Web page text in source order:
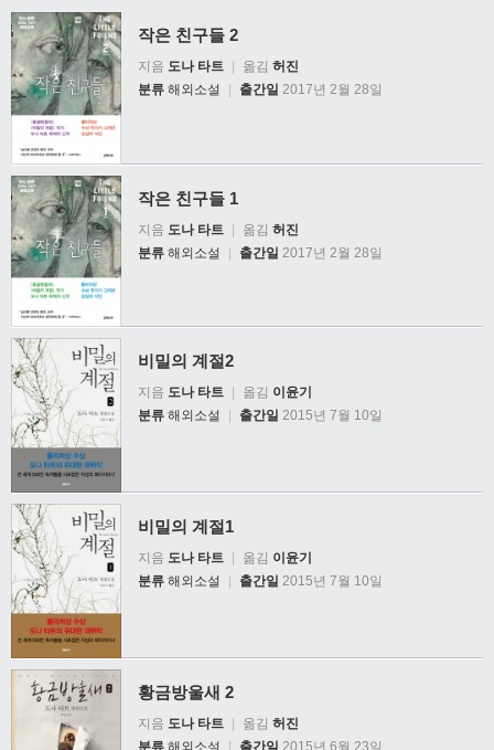
작은 친구들 2
지음 도나 타트 옮김 허진
분류 해외소설 출간일 2017년 2월 28일
작은 친구들 1
지음 도나 타트 | 옮김 허진
분류 해외소설 | 출간일 2017년 2월 28일
비밀의 계절2
지음 도나 타트 옮김 이윤기
분류 해외소설 출간일 2015년 7월 10일
비밀의 계절1
지음 도나 타트 옮김 이윤기
분류 해외소설 출간일 2015년 7월 10일
황금방울새 2
지음 도나 타트 옮김 허진
분류 해외소설 출간일 2015년 6월 23일